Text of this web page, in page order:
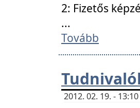
2: Fizetős
...
Tovább
2012. 02. 19. -